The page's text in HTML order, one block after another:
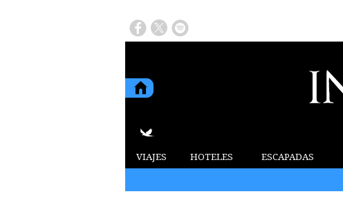
VIAJES HOTELES ESCAPADAS